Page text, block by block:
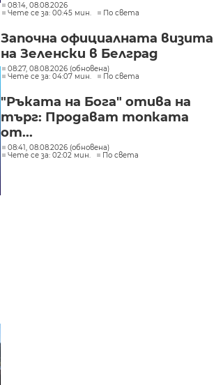
08:14, 08.08.2026
Чете се за: 00:45 мин.
По света
Започна официалната визита
на Зеленски в Белград
08:27, 08.08.2026 (обновена)
Чете се за: 04:07 мин.
По света
"Ръката на Бога" отива на
търг: Продават топката
от...
08:41, 08.08.2026 (обновена)
Чете се за: 02:02 мин.
По света